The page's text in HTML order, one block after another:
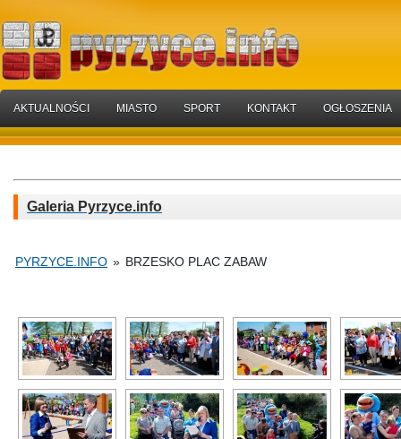
AKTUALNOŚCI MIASTO SPORT KONTAKT OGŁOSZENIA
Galeria Pyrzyce.info
PYRZYCE.INFO » BRZESKO PLAC ZABAW